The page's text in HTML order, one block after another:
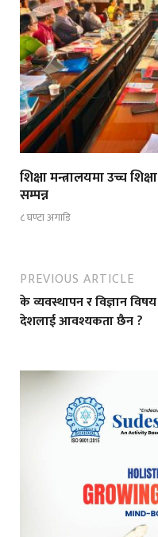
शिक्षा मन्त्रालयमा उच्च
सम्पन्न
८ घण्टा अगाडि
PREVIOUS ARTICLE
के व्यवस्थापन र विज्ञान विषय
देशलाई आवश्यकता छैन ?